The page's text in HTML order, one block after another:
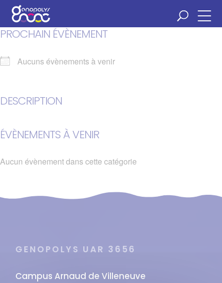
PROCHAIN ÉVÈNEMENT
Aucuns évènements à venir
DESCRIPTION
ÉVÈNEMENTS À VENIR
Aucun évènement dans cette catégorie
GENOPOLYS UAR 3656
Campus Arnaud de Villeneuve
Panneau de gestion des cookies